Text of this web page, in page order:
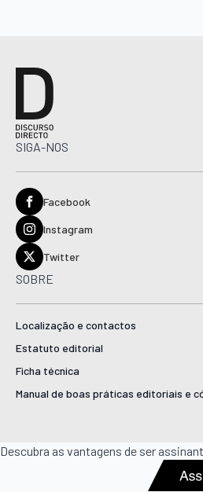
SIGA-NOS
Facebook
Instagram
Twitter
SOBRE
Localização e contactos
Estatuto editorial
Ficha técnica
Manual de boas práticas editoriais e
Descubra as vantagens de ser